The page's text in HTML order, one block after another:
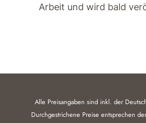
Arbeit und wird bald
Alle Preisangaben sind inkl. der
Durchgestrichene Preise entsprechen